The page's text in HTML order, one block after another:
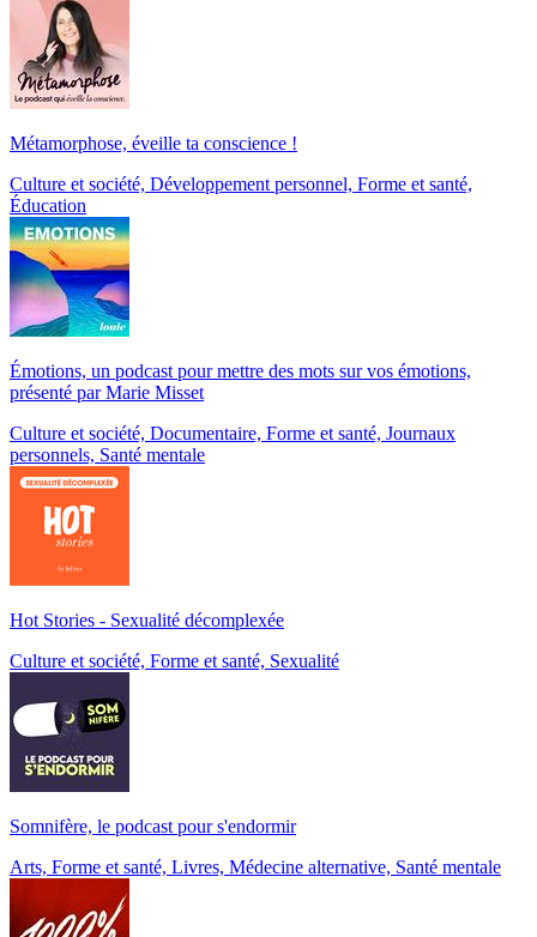
Métamorphose, éveille ta conscience !
Culture et société, Développement personnel, Forme et santé,
Éducation
Émotions, un podcast pour mettre des mots sur vos émotions,
présenté par Marie Misset
Culture et société, Documentaire, Forme et santé, Journaux
personnels, Santé mentale
Hot Stories - Sexualité décomplexée
Culture et société, Forme et santé, Sexualité
Somnifère, le podcast pour s'endormir
Arts, Forme et santé, Livres, Médecine alternative, Santé mentale